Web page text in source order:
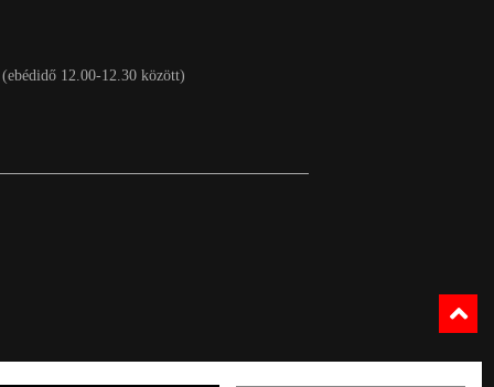
12.00-12.30 között)